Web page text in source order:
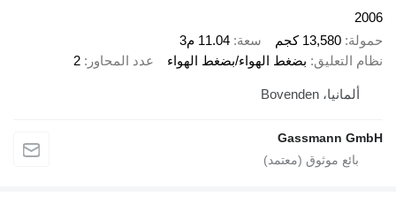
2006
حمولة 13,580 كجم سعة 11.04 م3
نظام التعليق بضغط الهواء/بضغط الهواء عدد المحاور 2
ألمانيا، Bovenden
Gassmann GmbH